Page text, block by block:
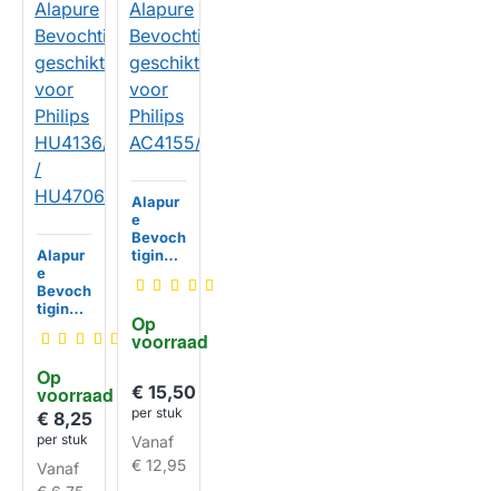
HUISMERK
Op
voorraad
Alapur
e
Bevoch
tigingsf
geschi
Philips
HU413
6/10 /
HU470
6
€ 8,25
per stuk
Vanaf
HUISMERK
Op
voorraad
Alapur
e
Bevoch
tigingsf
geschi
Philips
AC415
€ 15,50
per stuk
Vanaf
€ 12,95